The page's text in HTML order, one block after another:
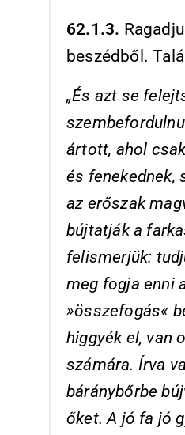
62.1.3.
beszédből.
„És azt se
ártott, ahol
és fenekednek,
az erőszak
bújtatják a
felismerjük:
meg fogja enni
»összefogás«
higgyék el, van
számára. Írva
báránybőrbe
őket. A jó fa jó